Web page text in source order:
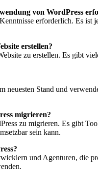
von WordPress
erforderlich. Es
erstellen?
zu erstellen. Es gibt
neuesten Stand und
migrieren?
zu migrieren. Es gibt
sein kann.
und Agenturen, die